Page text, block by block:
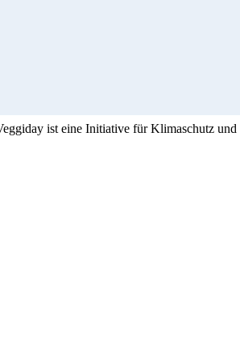
ist eine Initiative für Klimaschutz